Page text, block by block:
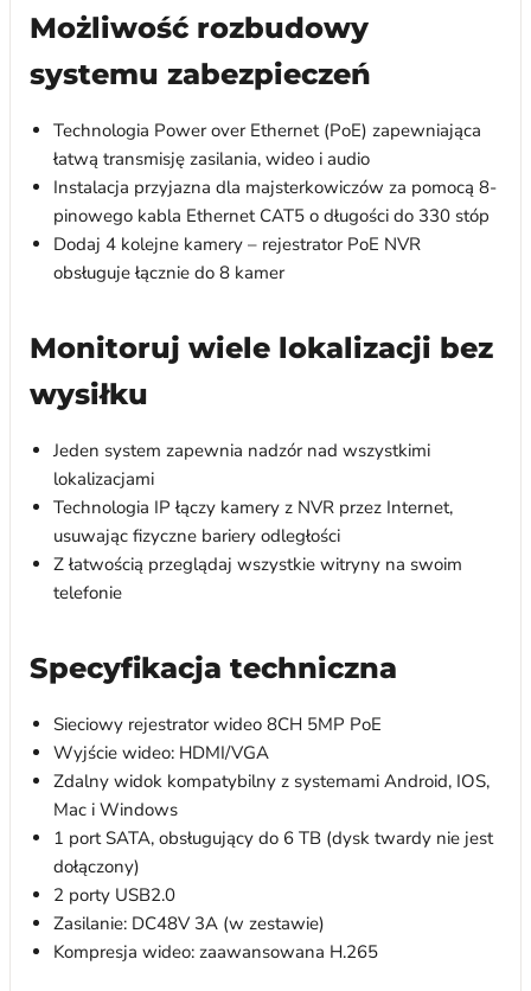
Możliwość rozbudowy
systemu zabezpieczeń
Technologia Power over Ethernet (PoE) zapewniająca
łatwą transmisję zasilania, wideo i audio
Instalacja przyjazna dla majsterkowiczów za pomocą 8-
pinowego kabla Ethernet CAT5 o długości do 330 stóp
Dodaj 4 kolejne kamery – rejestrator PoE NVR
obsługuje łącznie do 8 kamer
Monitoruj wiele lokalizacji bez
wysiłku
Jeden system zapewnia nadzór nad wszystkimi
lokalizacjami
Technologia IP łączy kamery z NVR przez Internet,
usuwając fizyczne bariery odległości
Z łatwością przeglądaj wszystkie witryny na swoim
telefonie
Specyfikacja techniczna
Sieciowy rejestrator wideo 8CH 5MP PoE
Wyjście wideo: HDMI/VGA
Zdalny widok kompatybilny z systemami Android, IOS,
Mac i Windows
1 port SATA, obsługujący do 6 TB (dysk twardy nie jest
dołączony)
2 porty USB2.0
Zasilanie: DC48V 3A (w zestawie)
Kompresja wideo: zaawansowana H.265